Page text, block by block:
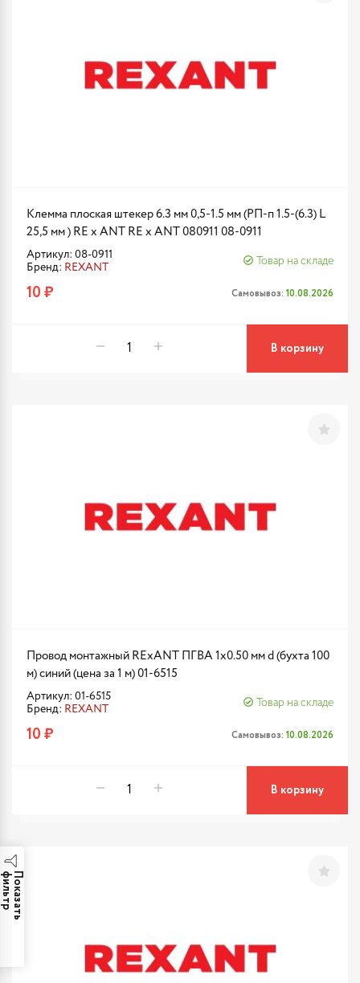
П
о
к
а
з
а
т
ь
ф
и
л
ь
т
Клемма плоская штекер 6.3 мм 0,5-1.5 мм (РП-п 1.5-(6.3) L
25,5 мм ) RE x ANT RE x ANT 080911 08-0911
Артикул: 08-0911
Бренд: REXANT
Товар на складе
10 ₽ Самовывоз: 10.08.2026
В корзину
Провод монтажный RExANT ПГВА 1х0.50 мм d (бухта 100
м) синий (цена за 1 м) 01-6515
Артикул: 01-6515
Бренд: REXANT
Товар на складе
10 ₽ Самовывоз: 10.08.2026
В корзину